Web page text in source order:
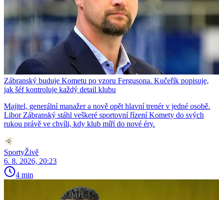
Zábranský buduje Kometu po vzoru Fergusona. Kučeřík popisuje,
jak šéf kontroluje každý detail klubu
Majitel, generální manažer a nově opět hlavní trenér v jedné osobě.
Libor Zábranský stáhl veškeré sportovní řízení Komety do svých
rukou právě ve chvíli, kdy klub míří do nové éry.
SportyŽivě
6. 8. 2026, 20:23
4 min